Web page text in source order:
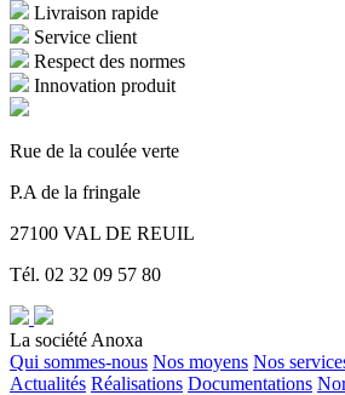
Livraison rapide
Service client
Respect des normes
Innovation produit
Rue de la coulée verte
P.A de la fringale
27100 VAL DE REUIL
Tél. 02 32 09 57 80
La société Anoxa
Qui sommes-nous Nos moyens Nos
Actualités Réalisations Documentations